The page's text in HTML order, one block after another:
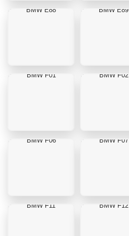
BMW E88 BMW E89
BMW F01 BMW F02
BMW F06 BMW F07
BMW F11 BMW F12